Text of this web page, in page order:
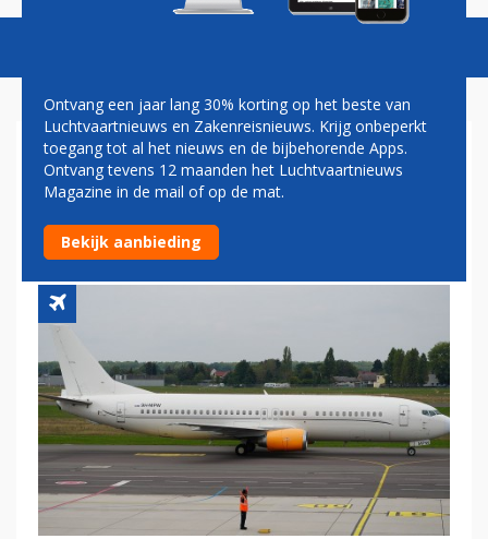
IN BEELD: MET DEZE OUDE
MAAR LUXE 737 VLOOG
ORANJE NAAR FRANKFURT
Ontvang een jaar lang 30% korting op het beste van
Luchtvaartnieuws en Zakenreisnieuws. Krijg onbeperkt
toegang tot al het nieuws en de bijbehorende Apps.
Ontvang tevens 12 maanden het Luchtvaartnieuws
Magazine in de mail of op de mat.
Bekijk aanbieding